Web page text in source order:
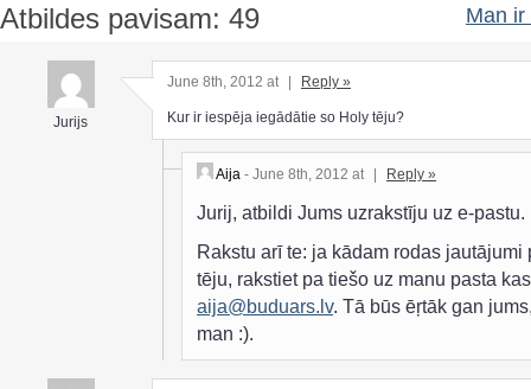
Atbildes pavisam: 49 Man ir
Jurijs
June 8th, 2012 at | Reply »
Kur ir iespēja iegādātie so Holy tēju?
Aija - June 8th, 2012 at Reply »
Jurij, atbildi Jums uzrakstīju uz e-pastu.
Rakstu arī te: ja kādam rodas jautājumi
tēju, rakstiet pa tiešo uz manu pasta
aija@buduars.lv. Tā būs ēŗtāk gan
man :).